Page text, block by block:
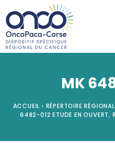
MK
ACCUEIL › RÉPERTOIRE
6482-012 ETUDE EN OUVERT,
Panneau de gestion des